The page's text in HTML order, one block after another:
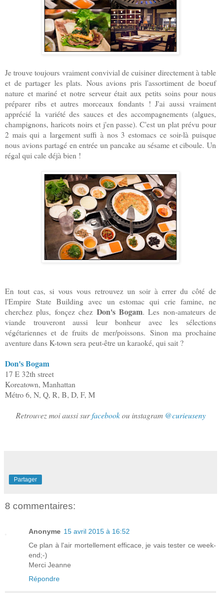
Je trouve toujours vraiment convivial de cuisiner directement à table
et de partager les plats. Nous avions pris l'assortiment de boeuf
nature et mariné et notre serveur était aux petits soins pour nous
préparer ribs et autres morceaux fondants ! J'ai aussi vraiment
apprécié la variété des sauces et des accompagnements (algues,
champignons, haricots noirs et j'en passe). C'est un plat prévu pour
2 mais qui a largement suffi à nos 3 estomacs ce soir-là puisque
nous avions partagé en entrée un pancake au sésame et ciboule. Un
régal qui cale déjà bien !
En tout cas, si vous vous retrouvez un soir à errer du côté de
l'Empire State Building avec un estomac qui crie famine, ne
cherchez plus, fonçez chez Don's Bogam. Les non-amateurs de
viande trouveront aussi leur bonheur avec les sélections
végétariennes et de fruits de mer/poissons. Sinon ma prochaine
aventure dans K-town sera peut-être un karaoké, qui sait ?
Don's Bogam
17 E 32th street
Koreatown, Manhattan
Métro 6, N, Q, R, B, D, F, M
Retrouvez moi aussi surfacebookou instagram @curieuseny
Partager
8 commentaires:
Anonyme 15 avril 2015 à 16:52
Ce plan à l'air mortellement efficace, je vais tester ce week-
end;-)
Merci Jeanne
Répondre